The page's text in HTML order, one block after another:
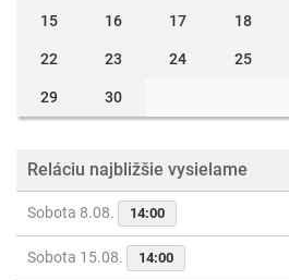
15 16 17 18
22 23 24 25
29 30
Reláciu najbližšie vysielame
Sobota 8.08. 14:00
Sobota 15.08. 14:00